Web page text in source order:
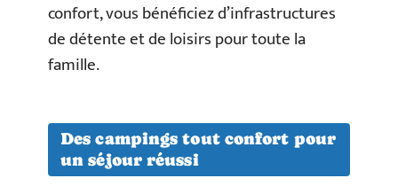
confort, vous bénéficiez d’infrastructures
de détente et de loisirs pour toute la
famille.
Des campings tout confort pour
un séjour réussi